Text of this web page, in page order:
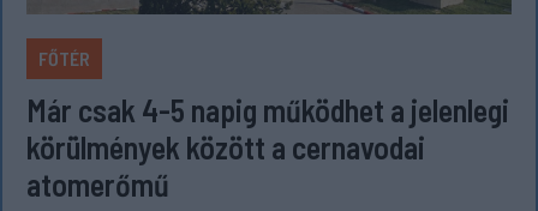
FŐTÉR
Már csak 4-5 napig működhet a jelenlegi
körülmények között a cernavodai
atomerőmű